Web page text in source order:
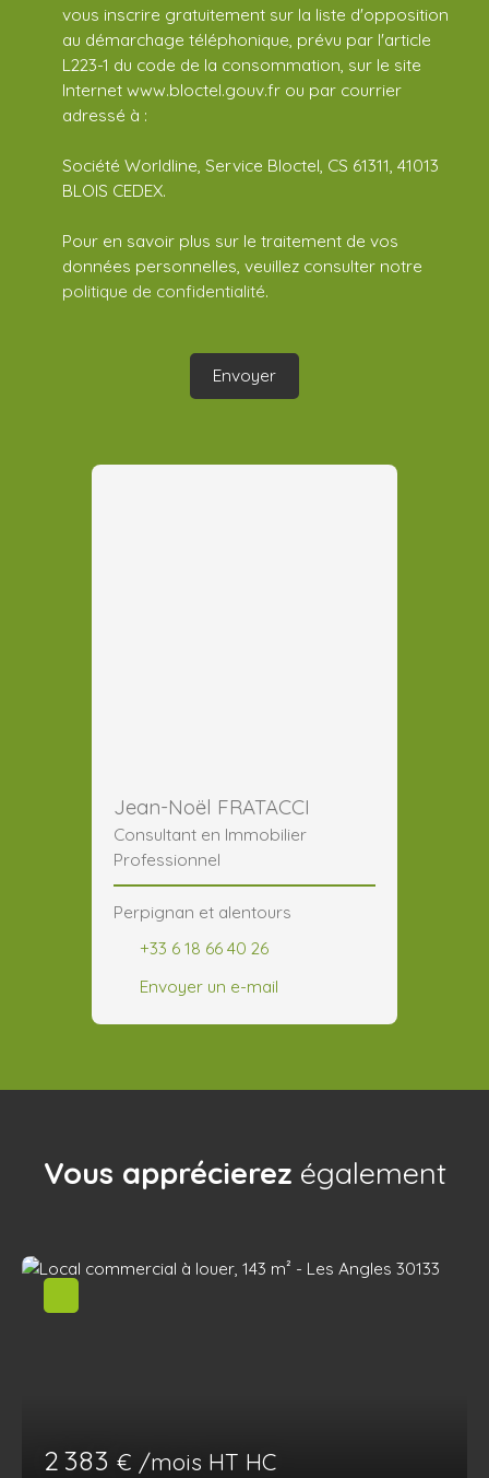
vous inscrire gratuitement sur la liste d'opposition
au démarchage téléphonique, prévu par l'article
L223-1 du code de la consommation, sur le site
Internet www.bloctel.gouv.fr ou par courrier
adressé à :
Société Worldline, Service Bloctel, CS 61311, 41013
BLOIS CEDEX.
Pour en savoir plus sur le traitement de vos
données personnelles, veuillez consulter notre
politique de confidentialité.
Envoyer
Jean-Noël FRATACCI
Consultant en Immobilier
Professionnel
Perpignan et alentours
+33 6 18 66 40 26
Envoyer un e-mail
Vous apprécierez également
2 383 € /mois HT HC